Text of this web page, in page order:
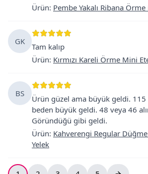
Ürün: Pembe Yakalı Ribana
GK
Tam kalıp
Ürün: Kırmızı Kareli Örme Mini
BS
Ürün güzel ama büyük geldi.
beden büyük geldi. 48 veya 46
Göründüğü gibi geldi.
Ürün: Kahverengi Regular
Yelek